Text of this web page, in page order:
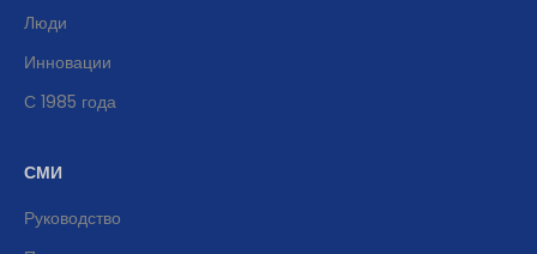
Люди
Инновации
С 1985 года
СМИ
Руководство